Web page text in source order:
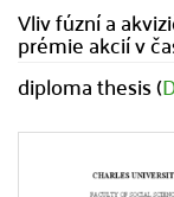
Vliv fúzní a
prémie akcií v
diploma thesis (